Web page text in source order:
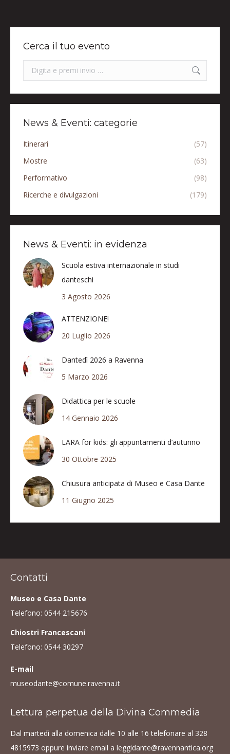
Cerca il tuo evento
Search:
News & Eventi: categorie
Itinerari
(57)
Mostre
(63)
Performativo
(98)
Ricerche e divulgazioni
(179)
News & Eventi: in evidenza
Scuola estiva internazionale in studi
danteschi
3 Agosto 2026
ATTENZIONE!
20 Luglio 2026
Dantedì 2026 a Ravenna
5 Marzo 2026
Didattica per le scuole
14 Gennaio 2026
LARA for kids: gli appuntamenti d’autunno
30 Ottobre 2025
Chiusura anticipata di Museo e Casa Dante
11 Giugno 2025
Contatti
Museo e Casa Dante
Telefono: 0544 215676
Chiostri Francescani
Telefono: 0544 30297
E-mail
museodante@comune.ravenna.it
Lettura perpetua della Divina Commedia
Dal martedì alla domenica dalle 10 alle 16 telefonare al 328
4815973 oppure inviare email a leggidante@ravennantica.org